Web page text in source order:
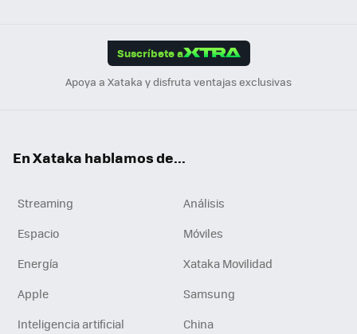
Suscríbete a
Apoya a Xataka y disfruta ventajas exclusivas
En Xataka hablamos de...
Streaming
Análisis
Espacio
Móviles
Energía
Xataka Movilidad
Apple
Samsung
Inteligencia artificial
China